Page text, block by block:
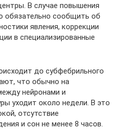
В случае повышения
обязательно сообщить об
явления, коррекции
в специализированные
до субфебрильного
что обычно на
нейронами и
уходит около недели. В это
отсутствие
и сон не менее 8 часов.